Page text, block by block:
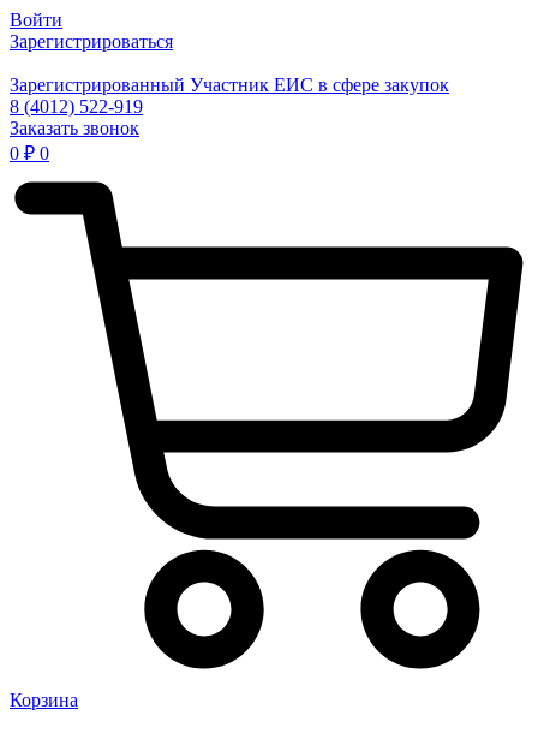
Войти
Зарегистрироваться
Зарегистрированный Участник ЕИС в сфере закупок
8 (4012) 522-919
Заказать звонок
0 ₽ 0
Корзина